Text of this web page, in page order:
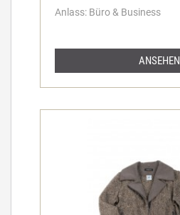
Anlass: Büro & Business
ANSEHEN